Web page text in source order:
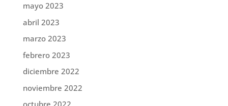
mayo 2023
abril 2023
marzo 2023
febrero 2023
diciembre 2022
noviembre 2022